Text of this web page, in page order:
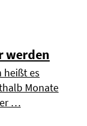
werden
heißt es
Monate
…